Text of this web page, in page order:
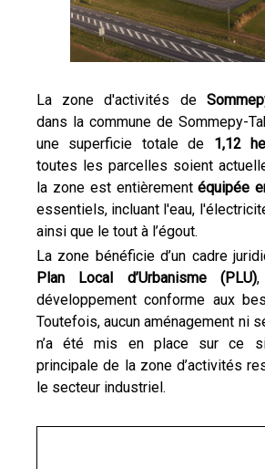
La zone d'activités de
dans la commune de Sommepy-
une superficie totale de 1,12
toutes les parcelles soient
la zone est entièrementéquipée
essentiels, incluant l'eau,
ainsi que le tout à l’égout.
La zone bénéficie d’un cadre
Plan Local d’Urbanisme (PLU),
développement conforme aux
Toutefois, aucun aménagement ni
n’a été mis en place sur ce
principale de la zone d’activités
le secteur industriel.